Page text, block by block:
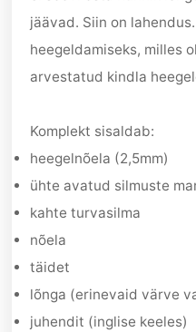
jäävad. Siin on
heegeldamiseks, milles
arvestatud kindla
Komplekt sisaldab:
heegelnõela (2,5mm)
ühte avatud silmuste
kahte turvasilma
nõela
täidet
lõnga (erinevaid värve
juhendit (inglise keeles)